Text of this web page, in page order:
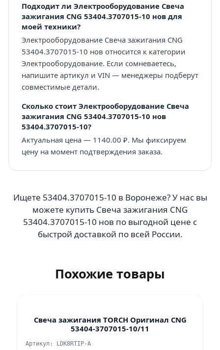
Подходит ли Электрооборудование Свеча
зажигания CNG 53404.3707015-10 нов для
моей техники?
Электрооборудование Свеча зажигания CNG
53404.3707015-10 нов относится к категории
Электрооборудование. Если сомневаетесь,
напишите артикул и VIN — менеджеры подберут
совместимые детали.
Сколько стоит Электрооборудование Свеча
зажигания CNG 53404.3707015-10 нов
53404.3707015-10?
Актуальная цена — 1140.00 ₽. Мы фиксируем
цену на момент подтверждения заказа.
Ищете 53404.3707015-10 в Воронеже? У нас вы
можете купить Свеча зажигания CNG
53404.3707015-10 нов по выгодной цене с
быстрой доставкой по всей России.
Похожие товары
Свеча зажигания TORCH Оригинал CNG
53404-3707015-10/11
Артикул: LDK8RTIP-A